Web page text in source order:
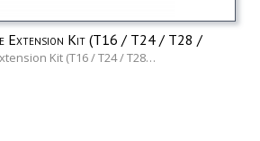
Extension Kit (T16 / T24 / T28 /
Kit (T16 / T24 / T28…